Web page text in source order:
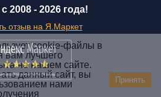
2008 - 2026 года!
отзыв на Я.Маркет
cookie-файлы в
вам лучшего
на нашем сайте.
данный сайт, вы
нами
Принять